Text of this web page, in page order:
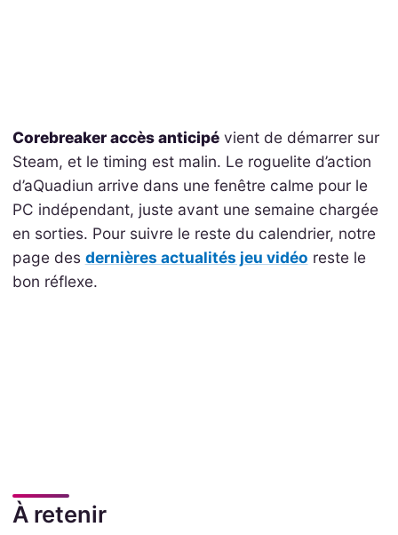
Corebreaker accès anticipévient de démarrer sur
Steam, et le timing est malin. Le roguelite d’action
d’aQuadiun arrive dans une fenêtre calme pour le
PC indépendant, juste avant une semaine chargée
en sorties. Pour suivre le reste du calendrier, notre
page des dernières actualités jeu vidéo reste le
bon réflexe.
À retenir